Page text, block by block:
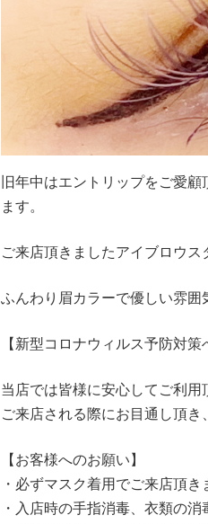
旧年中はエントリップをご愛
ます。
ご来店頂きましたアイブロウ
ふんわり眉カラーで優しい雰
【新型コロナウィルス予防対策
当店では皆様に安心してご利
ご来店される際にお目通し頂
【お客様へのお願い】
・必ずマスク着用でご来店頂
・入店時の手指消毒、衣類の